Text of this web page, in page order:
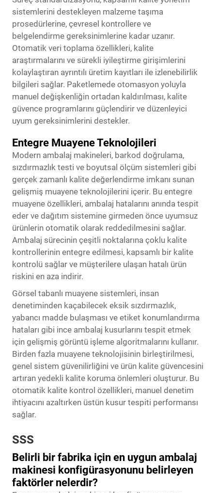
sistemlerini destekleyen malzeme taşıma
prosedürlerine, çevresel kontrollere ve
belgelendirme gereksinimlerine kadar uzanır.
Otomatik veri toplama özellikleri, kalite
araştırmalarını ve sürekli iyileştirme girişimlerini
kolaylaştıran ayrıntılı üretim kayıtları ile izlenebilirlik
bilgileri sağlar. Paketlemede otomasyon yoluyla
manuel değişkenliğin ortadan kaldırılması, kalite
güvence programlarını güçlendirir ve düzenleyici
uyum gereksinimlerini destekler.
Entegre Muayene Teknolojileri
Modern ambalaj makineleri, barkod doğrulama,
sızdırmazlık testi ve boyutsal ölçüm sistemleri gibi
gerçek zamanlı kalite değerlendirme imkanı sunan
gelişmiş muayene teknolojilerini içerir. Bu entegre
muayene özellikleri, ambalaj hatalarını anında tespit
eder ve dağıtım sistemine girmeden önce uyumsuz
ürünlerin otomatik olarak reddedilmesini sağlar.
Ambalaj sürecinin çeşitli noktalarına çoklu kalite
kontrollerinin entegre edilmesi, kapsamlı bir kalite
kontrolü sağlar ve müşterilere ulaşan hatalı ürün
riskini en aza indirir.
Görsel tabanlı muayene sistemleri, insan
denetiminden kaçabilecek eksik sızdırmazlık,
yabancı madde bulaşması ve etiket konumlandırma
hataları gibi ince ambalaj kusurlarını tespit etmek
için gelişmiş görüntü işleme algoritmalarını kullanır.
Birden fazla muayene teknolojisinin birleştirilmesi,
genel sistem güvenilirliğini ve ürün kalite güvencesini
artıran yedekli kalite koruma önlemleri oluşturur. Bu
otomatik kalite kontrol özellikleri, manuel denetim
ihtiyacını azaltırken üstün kusur tespiti performansı
sağlar.
SSS
Belirli bir fabrika için en uygun ambalaj
makinesi konfigürasyonunu belirleyen
faktörler nelerdir?